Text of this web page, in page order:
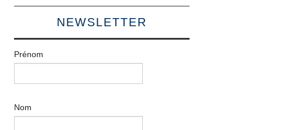
NEWSLETTER
Prénom
Nom